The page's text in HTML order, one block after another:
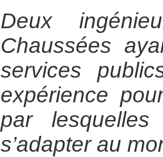
Deux
Chaussées
services
expérience
par
s’adapter au